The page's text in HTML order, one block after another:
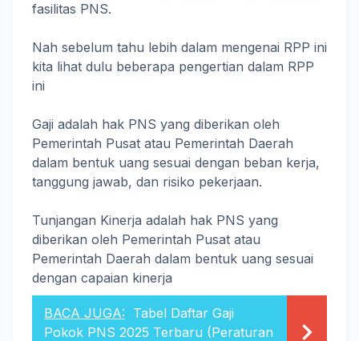
fasilitas PNS.
Nah sebelum tahu lebih dalam mengenai RPP ini
kita lihat dulu beberapa pengertian dalam RPP
ini
Gaji adalah hak PNS yang diberikan oleh
Pemerintah Pusat atau Pemerintah Daerah
dalam bentuk uang sesuai dengan beban kerja,
tanggung jawab, dan risiko pekerjaan.
Tunjangan Kinerja adalah hak PNS yang
diberikan oleh Pemerintah Pusat atau
Pemerintah Daerah dalam bentuk uang sesuai
dengan capaian kinerja
BACA JUGA: Tabel Daftar Gaji
Pokok PNS 2025 Terbaru (Peraturan